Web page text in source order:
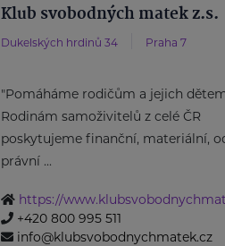
Klub svobodných matek z.s.
Dukelských hrdinů 34 Praha 7
"Pomáháme rodičům a jejich
Rodinám samoživitelů z celé ČR
poskytujeme finanční, materiální,
právní ...
https://
+420 800 995 511
info@klubsvobodnychmatek.cz